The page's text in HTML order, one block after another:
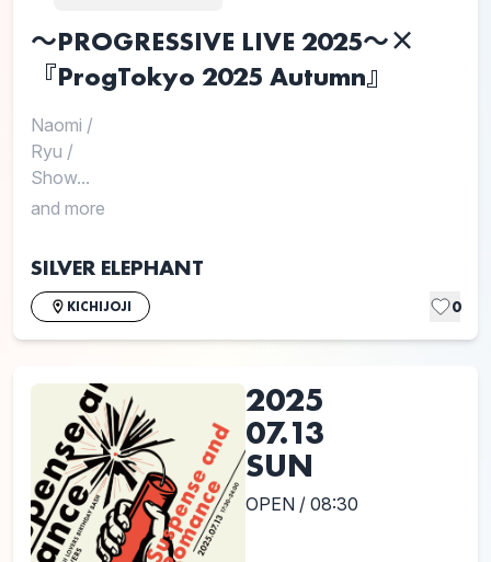
～PROGRESSIVE LIVE 2025～×
『ProgTokyo 2025 Autumn』
Naomi /
Ryu /
Show...
and more
SILVER ELEPHANT
KICHIJOJI 0
2025
07.13
SUN
OPEN / 08:30